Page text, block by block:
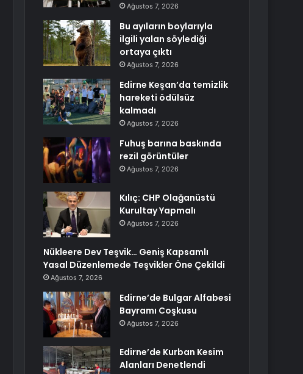
Ağustos 7, 2026
Bu ayıların boylarıyla
ilgili yalan söylediği
ortaya çıktı
Ağustos 7, 2026
Edirne Keşan’da temizlik
hareketi ödülsüz
kalmadı
Ağustos 7, 2026
Fuhuş barına baskında
rezil görüntüler
Ağustos 7, 2026
Kılıç: CHP Olağanüstü
Kurultay Yapmalı
Ağustos 7, 2026
Nükleere Dev Teşvik… Geniş Kapsamlı
Yasal Düzenlemede Teşvikler Öne Çekildi
Ağustos 7, 2026
Edirne’de Bulgar Alfabesi
Bayramı Coşkusu
Ağustos 7, 2026
Edirne’de Kurban Kesim
Alanları Denetlendi